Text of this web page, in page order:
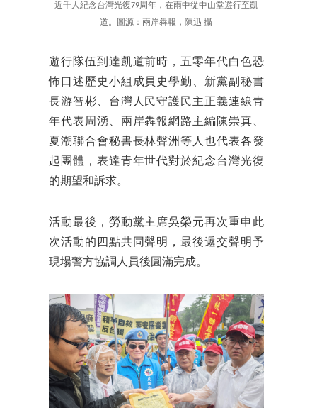
近千人紀念台灣光復79周年，在雨中從中山堂遊行至凱
道。圖源：兩岸犇報，陳迅 攝
遊行隊伍到達凱道前時，五零年代白色恐
怖口述歷史小組成員史學勤、新黨副秘書
長游智彬、台灣人民守護民主正義連線青
年代表周湧、兩岸犇報網路主編陳崇真、
夏潮聯合會秘書長林聲洲等人也代表各發
起團體，表達青年世代對於紀念台灣光復
的期望和訴求。
活動最後，勞動黨主席吳榮元再次重申此
次活動的四點共同聲明，最後遞交聲明予
現場警方協調人員後圓滿完成。